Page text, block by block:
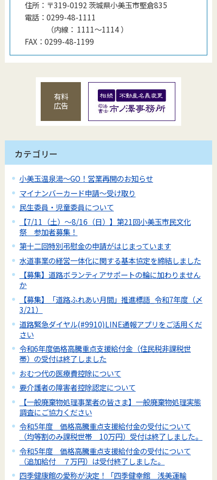
住所： 〒319-0192 茨城県小美玉市堅倉835
電話： 0299-48-1111
（内線 ： 1111〜1114）
FAX： 0299-48-1199
有料
広告
カテゴリー
小美玉温泉湯～GO！営業再開のお知らせ
マイナンバーカード申請～受け取り
民生委員・児童委員について
【7/11（土）～8/16（日）】第21回小美玉市民文化
祭 参加者募集！
第十二回特別弔慰金の申請がはじまっています
水道事業の経営一体化に関する基本協定を締結しました
【募集】道路ボランティアサポートの輪に加わりません
か
【募集】「道路ふれあい月間」推進標語_令和7年度（〆
3/21）
道路緊急ダイヤル(#9910)LINE通報アプリをご活用くだ
さい
令和6年度価格高騰重点支援給付金（住民税非課税世
帯）の受付は終了しました
おむつ代の医療費控除について
要介護者の障害者控除認定について
【一般廃棄物処理事業者の皆さま】一般廃棄物処理実態
調査にご協力ください
令和5年度 価格高騰重点支援給付金の受付について
（均等割のみ課税世帯 10万円）受付は終了しました。
令和5年度 価格高騰重点支援給付金の受付について
（追加給付 ７万円）は受付終了しました。
四季健康館の愛称が決定！「四季健幸館 浅美運輸